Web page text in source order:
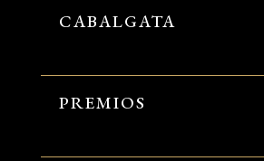
CABALGATA
PREMIOS